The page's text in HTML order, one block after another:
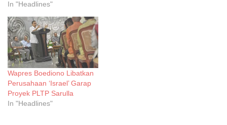
In "Headlines"
Wapres Boediono Libatkan
Perusahaan ‘Israel’ Garap
Proyek PLTP Sarulla
In "Headlines"